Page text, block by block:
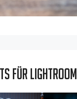
für Lightroom